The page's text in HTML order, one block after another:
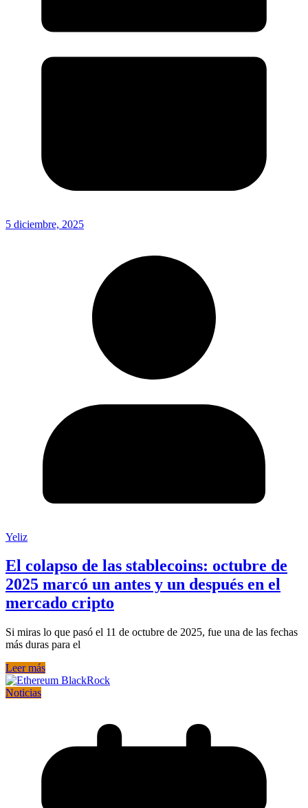
5 diciembre, 2025
Yeliz
El colapso de las stablecoins: octubre de
2025 marcó un antes y un después en el
mercado cripto
Si miras lo que pasó el 11 de octubre de 2025, fue una de las fechas
más duras para el
Leer más
Noticias